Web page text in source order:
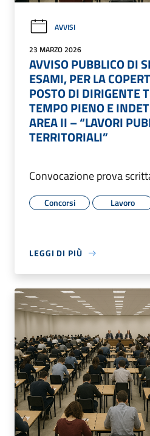
AVVISI
23 MARZO 2026
AVVISO PUBBLICO DI
ESAMI, PER LA
POSTO DI DIRIGENTE
TEMPO PIENO E
AREA II – “LAVORI
TERRITORIALI”
Convocazione prova
Concorsi Lavoro
LEGGI DI PIÙ